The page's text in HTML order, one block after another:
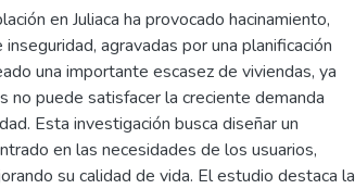
en Juliaca ha provocado hacinamiento,
agravadas por una planificación
una importante escasez de viviendas, ya
no puede satisfacer la creciente demanda
Esta investigación busca diseñar un
en las necesidades de los usuarios,
su calidad de vida. El estudio destaca la